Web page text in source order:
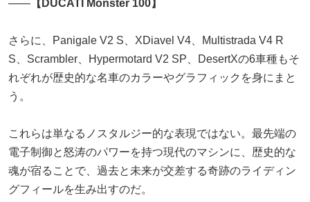
―― 【DUCATI Monster 100】
さらに、Panigale V2 S、XDiavel V4、Multistrada V4 R
S、Scrambler、Hypermotard V2 SP、DesertXの6車種もそ
れぞれが歴史的な名車のカラーやグラフィックを身にまと
う。
これらは単なるノスタルジー的な表現ではない。最先端の
電子制御と怒涛のパワーを持つ現代のマシンに、歴史的な
魂が宿ることで、過去と未来が交差する奇跡のライディン
グフィールを生み出すのだ。